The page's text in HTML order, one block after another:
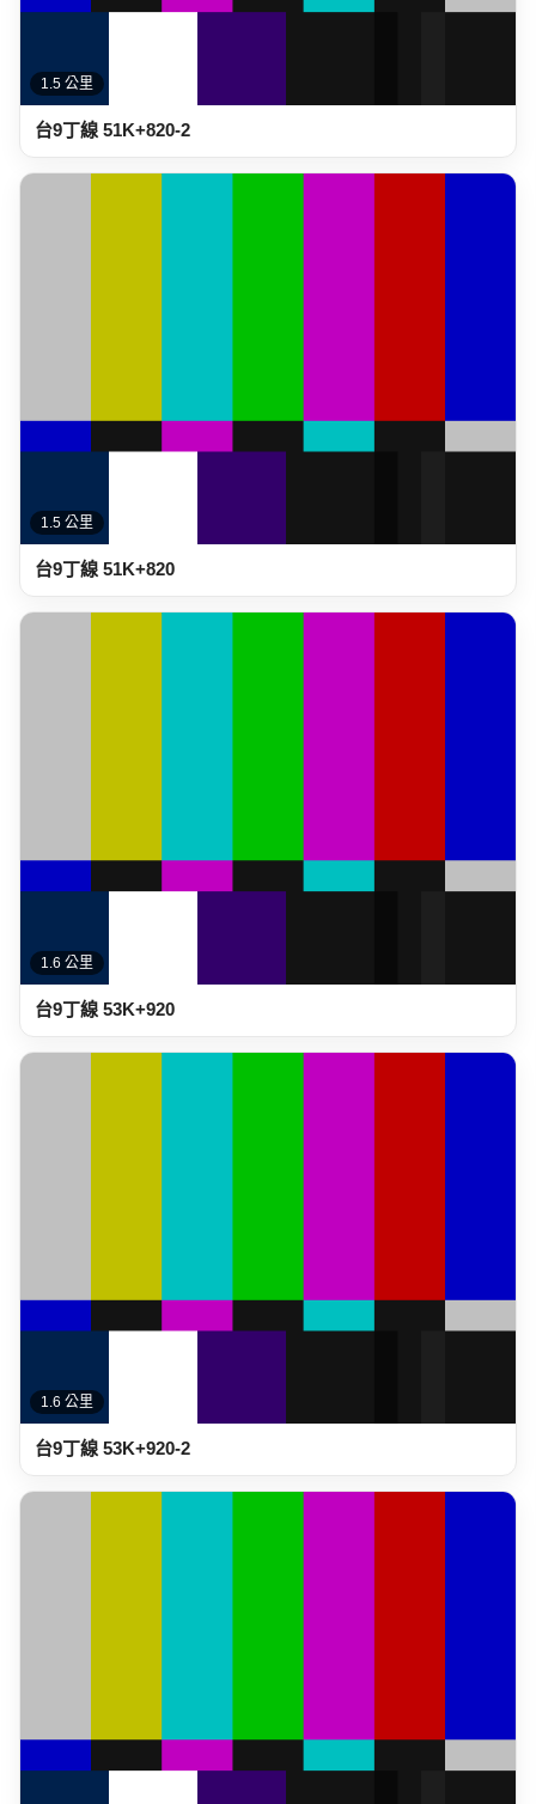
1.5 公里
1.6 公里
1.6 公里
1.6 公里